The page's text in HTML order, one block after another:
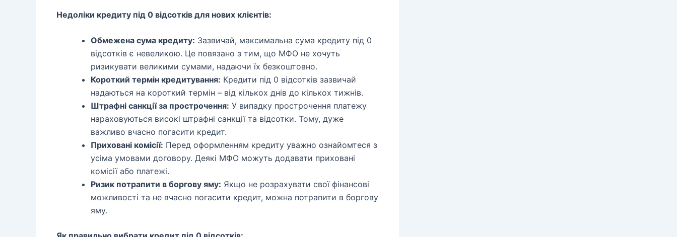
Недоліки кредиту під 0 відсотків для нових клієнтів:
Обмежена сума кредиту: Зазвичай, максимальна сума кредиту під 0
відсотків є невеликою. Це повязано з тим, що МФО не хочуть
ризикувати великими сумами, надаючи їх безкоштовно.
Короткий термін кредитування: Кредити під 0 відсотків зазвичай
надаються на короткий термін – від кількох днів до кількох тижнів.
Штрафні санкції за прострочення: У випадку прострочення платежу
нараховуються високі штрафні санкції та відсотки. Тому, дуже
важливо вчасно погасити кредит.
Приховані комісії: Перед оформленням кредиту уважно ознайомтеся з
усіма умовами договору. Деякі МФО можуть додавати приховані
комісії або платежі.
Ризик потрапити в боргову яму: Якщо не розрахувати свої фінансові
можливості та не вчасно погасити кредит, можна потрапити в боргову
яму.